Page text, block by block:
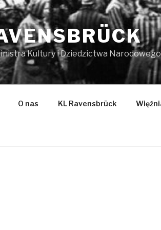
Kultury i Dziedzictwa
O nas KL Ravensbrück